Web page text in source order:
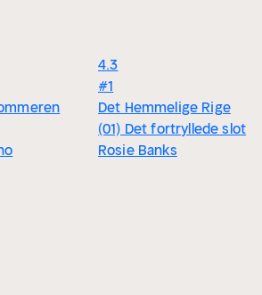
4.3
#1
Det Hemmelige Rige
(01) Det fortryllede slot
Rosie Banks